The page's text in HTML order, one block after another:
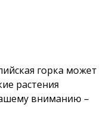
горка может
растения
вниманию –